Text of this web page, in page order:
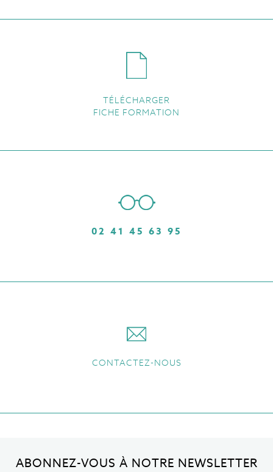
TÉLÉCHARGER
FICHE FORMATION
02 41 45 63 95
CONTACTEZ-NOUS
ABONNEZ-VOUS À NOTRE NEWSLETTER